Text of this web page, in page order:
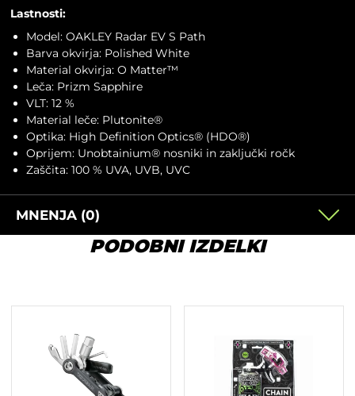
Lastnosti:
Model: OAKLEY Radar EV S Path
Barva okvirja: Polished White
Material okvirja: O Matter™
Leča: Prizm Sapphire
VLT: 12 %
Material leče: Plutonite®
Optika: High Definition Optics® (HDO®)
Oprijem: Unobtainium® nosniki in zaključki ročk
Zaščita: 100 % UVA, UVB, UVC
MNENJA (0)
PODOBNI IZDELKI